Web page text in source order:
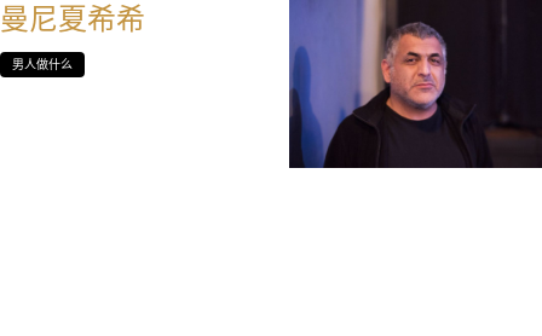
曼尼夏希希
男人做什么